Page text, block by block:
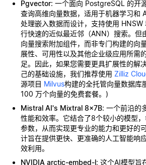
Pgvector: 一个面向 PostgreSQL 的开
查询高维向量数据，适用于机器学习和
处理嵌入数据而设计，支持使用 HNSW
行快速的近似最近邻（ANN）搜索。但
向量搜索附加组件，而非专门构建的向
展性、可用性以及其他企业级应用所需
足。因此，如果您需要更具扩展性的解
己的基础设施，我们推荐使用 Zilliz
源项目 Milvus构建的全托管向量数据库
100 万个向量的免费套餐。)
Mistral AI's Mixtral 8x7B: 一个前沿的
性能和效率。它结合了8个较小的模型
参数，从而实现更专业的能力和更好的
计旨在提供更快、更准确的人工智能响
效利用。
NVIDIA arctic-embed-l: 这个AI模型旨